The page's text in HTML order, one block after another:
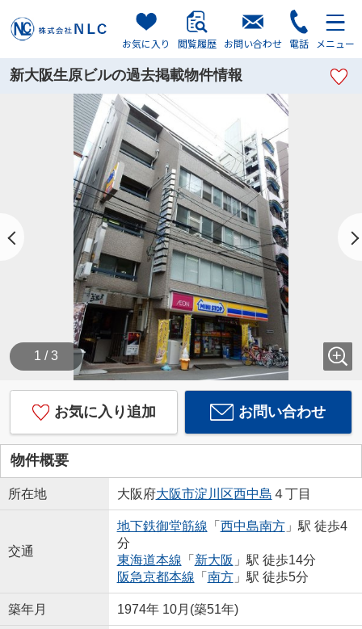
お気に入り 閲覧履歴 お問い合わせ 電話 メニュー
新大阪生原ビルの過去掲載物件情報
1 / 3
お気に入り追加 お問い合わせ
物件概要
所在地 大阪府大阪市淀川区西中島 ４丁目
交通
地下鉄御堂筋線 「 西中島南方」駅 徒歩4
分
東海道本線 「 新大阪 」駅 徒歩14分
阪急京都本線 「 南方」駅 徒歩5分
築年月 1974年 10月(築51年)